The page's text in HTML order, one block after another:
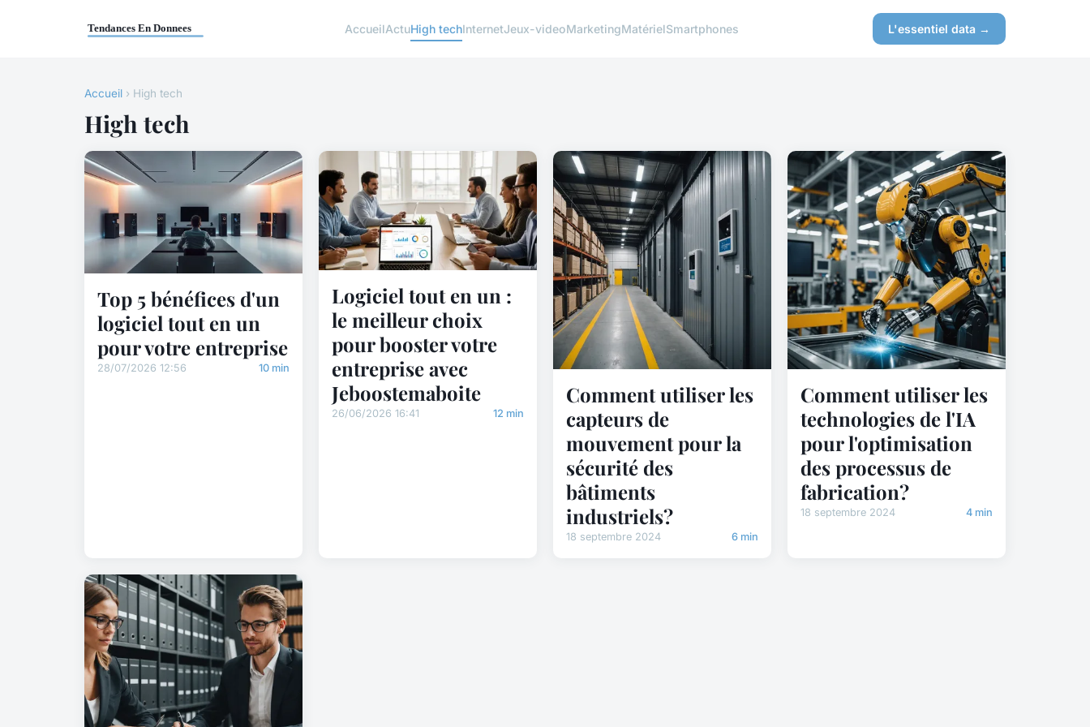
AccueilActuHigh techInternetJeux-videoMarketingMatérielSmartphones L'essentiel data →
Accueil › High tech
High tech
Top 5 bénéfices d'un
logiciel tout en un
pour votre entreprise
28/07/2026 12:56 10 min
Logiciel tout en un :
le meilleur choix
pour booster votre
entreprise avec
Jeboostemaboite
26/06/2026 16:41 12 min
Comment utiliser les
capteurs de
mouvement pour la
sécurité des
bâtiments
industriels?
18 septembre 2024 6 min
Comment utiliser les
technologies de l'IA
pour l'optimisation
des processus de
fabrication?
18 septembre 2024 4 min